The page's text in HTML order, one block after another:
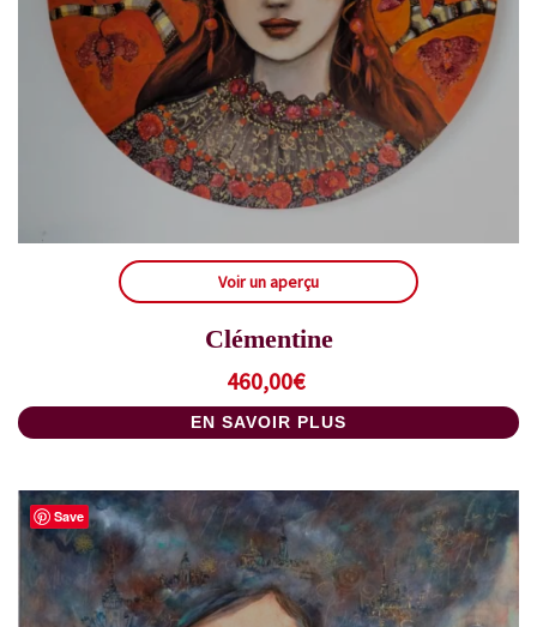
Voir un aperçu
Clémentine
460,00€
EN SAVOIR PLUS
Save